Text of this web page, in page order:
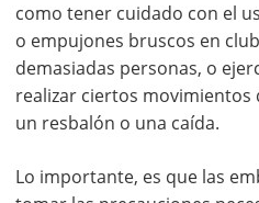
como tener cuidado con el
o empujones bruscos en
demasiadas personas, o
realizar ciertos
un resbalón o una caída.
Lo importante, es que las